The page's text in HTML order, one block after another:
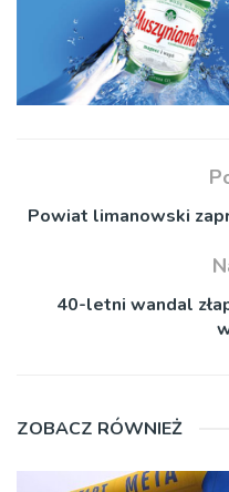
Powiat limanowski
40-letni wandal
ZOBACZ RÓWNIEŻ